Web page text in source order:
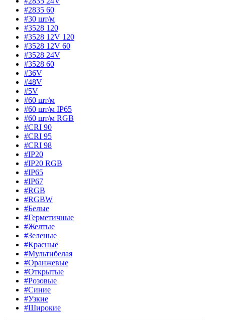
#2835 60
#30 шт/м
#3528 120
#3528 12V 120
#3528 12V 60
#3528 24V
#3528 60
#36V
#48V
#5V
#60 шт/м
#60 шт/м IP65
#60 шт/м RGB
#CRI 90
#CRI 95
#CRI 98
#IP20
#IP20 RGB
#IP65
#IP67
#RGB
#RGBW
#Белые
#Герметичные
#Желтые
#Зеленые
#Красные
#Мультибелая
#Оранжевые
#Открытые
#Розовые
#Синие
#Узкие
#Широкие